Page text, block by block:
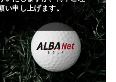
い申し上げます。